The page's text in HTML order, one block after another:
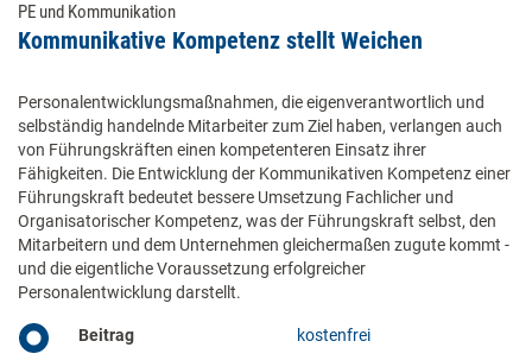
PE und Kommunikation
Kommunikative Kompetenz stellt Weichen
Personalentwicklungsmaßnahmen, die eigenverantwortlich und
selbständig handelnde Mitarbeiter zum Ziel haben, verlangen auch
von Führungskräften einen kompetenteren Einsatz ihrer
Fähigkeiten. Die Entwicklung der Kommunikativen Kompetenz einer
Führungskraft bedeutet bessere Umsetzung Fachlicher und
Organisatorischer Kompetenz, was der Führungskraft selbst, den
Mitarbeitern und dem Unternehmen gleichermaßen zugute kommt -
und die eigentliche Voraussetzung erfolgreicher
Personalentwicklung darstellt.
Beitrag kostenfrei